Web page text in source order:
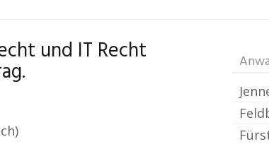
und IT Recht